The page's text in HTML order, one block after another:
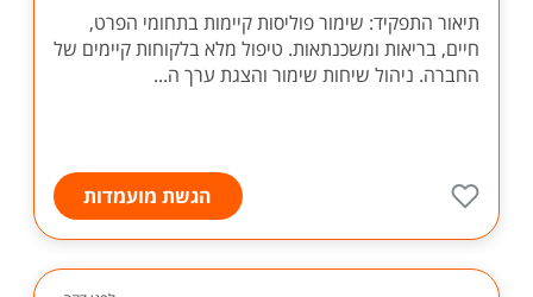
תיאור התפקיד: שימור פוליסות קיימות בתחומי הפרט,
חיים, בריאות ומשכנתאות. טיפול מלא בלקוחות קיימים של
החברה. ניהול שיחות שימור והצגת ערך ה...
הגשת מועמדות